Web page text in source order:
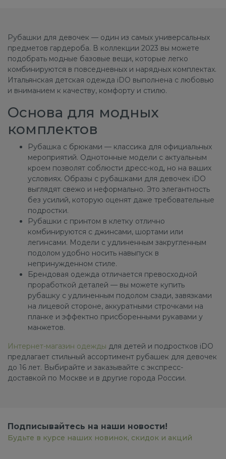
Рубашки для девочек — один из самых универсальных
предметов гардероба. В коллекции 2023 вы можете
подобрать модные базовые вещи, которые легко
комбинируются в повседневных и нарядных комплектах.
Итальянская детская одежда iDO выполнена с любовью
и вниманием к качеству, комфорту и стилю.
Основа для модных
комплектов
Рубашка с брюками — классика для официальных
мероприятий. Однотонные модели с актуальным
кроем позволят соблюсти дресс-код, но на ваших
условиях. Образы с рубашками для девочек iDO
выглядят свежо и неформально. Это элегантность
без усилий, которую оценят даже требовательные
подростки.
Рубашки с принтом в клетку отлично
комбинируются с джинсами, шортами или
легинсами. Модели с удлиненным закругленным
подолом удобно носить навыпуск в
непринужденном стиле.
Брендовая одежда отличается превосходной
проработкой деталей — вы можете купить
рубашку с удлиненным подолом сзади, завязками
на лицевой стороне, аккуратными строчками на
планке и эффектно присборенными рукавами у
манжетов.
Интернет-магазин одежды для детей и подростков iDO
предлагает стильный ассортимент рубашек для девочек
до 16 лет. Выбирайте и заказывайте с экспресс-
доставкой по Москве и в другие города России.
Подписывайтесь на наши новости!
Будьте в курсе наших новинок, скидок и акций